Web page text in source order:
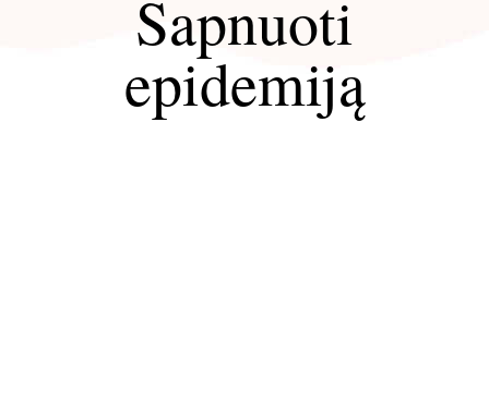
Sapnuoti
epidemiją